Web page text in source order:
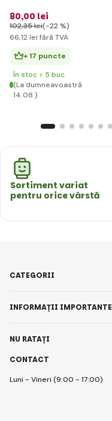
80,00 lei
102,35 lei(-22 %)
66,12 lei fără TVA
+ 17 puncte
În stoc > 5 buc
(La dumneavoastră
14.08.)
Sortiment variat
pentru orice vârstă
CONTACT
Luni - Vineri (9:00 - 17:00)
CATEGORII
INFORMAȚII IMPORTANTE
NU RATAȚI